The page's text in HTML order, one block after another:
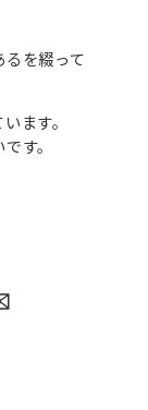
を綴って
ます。
す。